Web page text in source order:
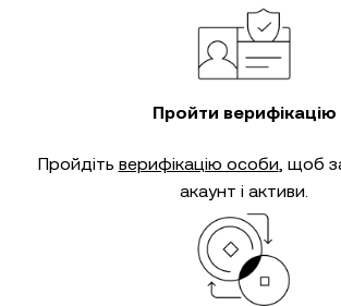
Пройти верифікацію
Пройдіть верифікацію особи, щоб
акаунт і активи.